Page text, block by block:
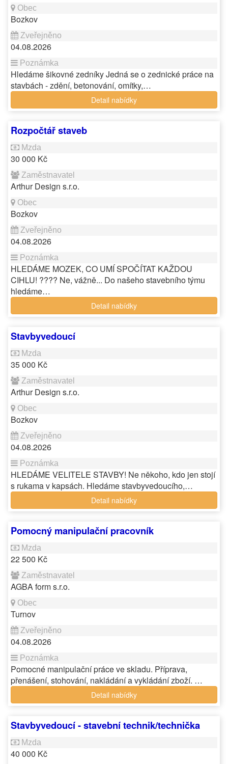
Bozkov
04.08.2026
Hledáme šikovné zedníky Jedná se o zednické práce na
stavbách - zdění, betonování, omítky,…
Detail nabídky
Rozpočtář staveb
30 000 Kč
Arthur Design s.r.o.
Bozkov
04.08.2026
HLEDÁME MOZEK, CO UMÍ SPOČÍTAT KAŽDOU
CIHLU! ???? Ne, vážně... Do našeho stavebního týmu
hledáme…
Detail nabídky
Stavbyvedoucí
35 000 Kč
Arthur Design s.r.o.
Bozkov
04.08.2026
HLEDÁME VELITELE STAVBY! Ne někoho, kdo jen stojí
s rukama v kapsách. Hledáme stavbyvedoucího,…
Detail nabídky
Pomocný manipulační pracovník
22 500 Kč
AGBA form s.r.o.
Turnov
04.08.2026
Pomocné manipulační práce ve skladu. Příprava,
přenášení, stohování, nakládání a vykládání zboží. …
Detail nabídky
Stavbyvedoucí - stavební technik/technička
40 000 Kč